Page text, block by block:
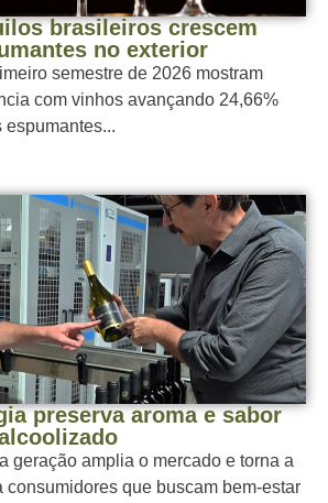
brasileiros crescem
no exterior
semestre de 2026 mostram
com vinhos avançando 24,66%
espumantes...
preserva aroma e sabor
geração amplia o mercado e torna a
consumidores que buscam bem-estar